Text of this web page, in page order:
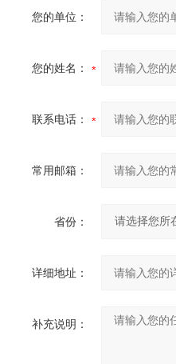
您的单位：
您的姓名：
联系电话：
常用邮箱：
省份：
详细地址：
补充说明：